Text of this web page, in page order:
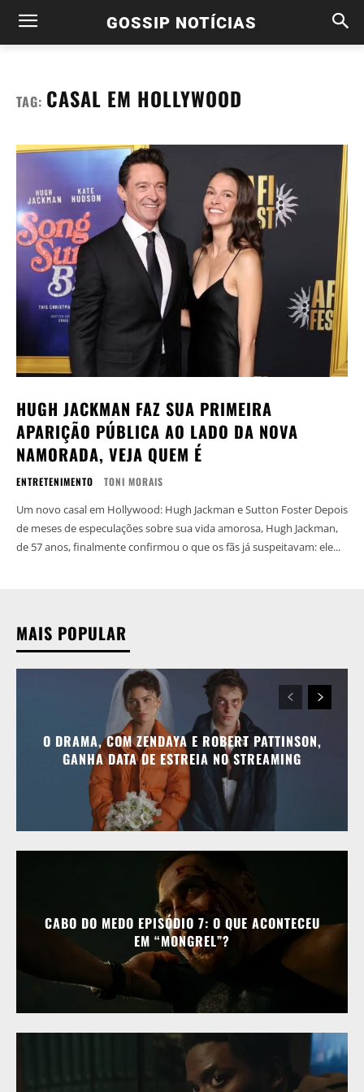
GOSSIP NOTÍCIAS
TAG: CASAL EM HOLLYWOOD
HUGH JACKMAN FAZ SUA PRIMEIRA
APARIÇÃO PÚBLICA AO LADO DA NOVA
NAMORADA, VEJA QUEM É
ENTRETENIMENTO TONI MORAIS
Um novo casal em Hollywood: Hugh Jackman e Sutton Foster Depois
de meses de especulações sobre sua vida amorosa, Hugh Jackman,
de 57 anos, finalmente confirmou o que os fãs já suspeitavam: ele...
MAIS POPULAR
O DRAMA, COM ZENDAYA E ROBERT PATTINSON,
GANHA DATA DE ESTREIA NO STREAMING
CABO DO MEDO EPISÓDIO 7: O QUE ACONTECEU
EM “MONGREL”?